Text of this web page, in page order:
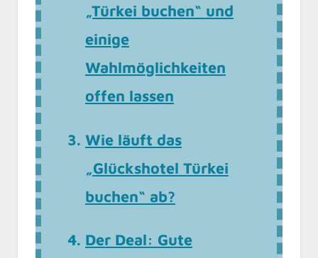
„Türkei buchen“ und
einige
Wahlmöglichkeiten
offen lassen
Wie läuft das
„Glückshotel Türkei
buchen“ ab?
Der Deal: Gute